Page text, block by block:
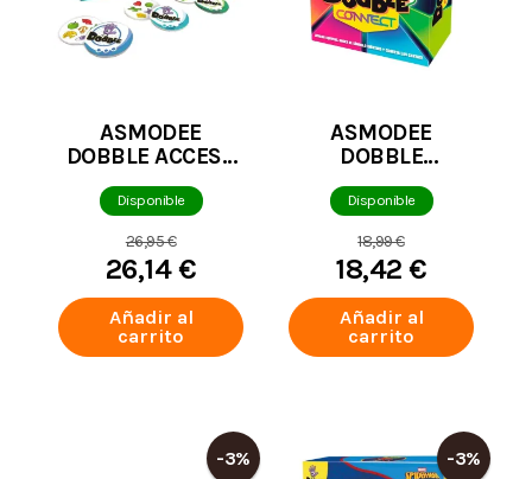
ASMODEE
DOBBLE ACCESS
INCLUSIVO
Disponible
26,95 €
26,14 €
Añadir al
carrito
ASMODEE
DOBBLE
Disponible
18,99 €
18,42 €
Añadir al
carrito
-3% -3%